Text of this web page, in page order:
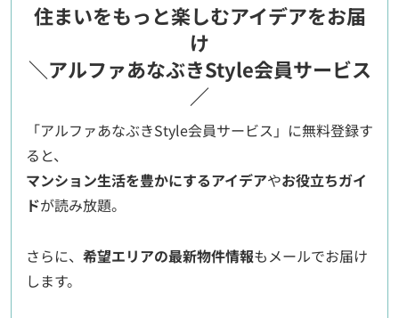
住まいをもっと楽しむアイデアをお届
け
＼アルファあなぶきStyle会員サービス
／
「アルファあなぶきStyle会員サービス」に無料登録す
ると、
マンション生活を豊かにするアイデアやお役立ちガイ
ドが読み放題。
さらに、 希望エリアの最新物件情報もメールでお届け
します。